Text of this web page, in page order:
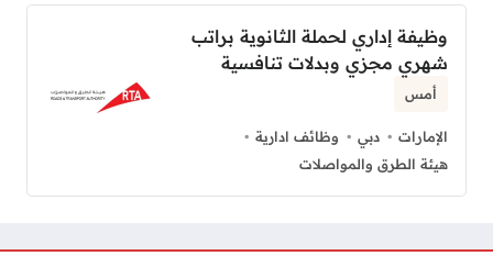
وظيفة إداري لحملة الثانوية براتب
شهري مجزي وبدلات تنافسية
أمس
الإمارات دبي
وظائف ادارية
هيئة الطرق والمواصلات